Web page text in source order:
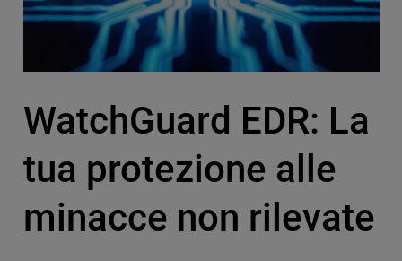
WatchGuard EDR: La
tua protezione alle
minacce non rilevate